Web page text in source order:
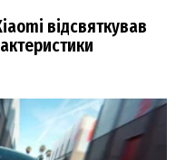
відсвяткував